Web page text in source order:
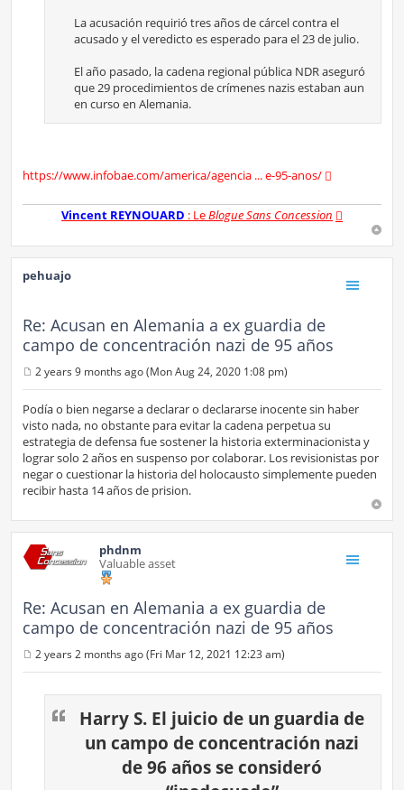
La acusación requirió tres años de cárcel contra el
acusado y el veredicto es esperado para el 23 de julio.
El año pasado, la cadena regional pública NDR aseguró
que 29 procedimientos de crímenes nazis estaban aun
en curso en Alemania.
https://www.infobae.com/america/agencia ... e-95-anos/
Vincent REYNOUARD : LeBlogue Sans Concession
pehuajo
Re: Acusan en Alemania a ex guardia de
campo de concentración nazi de 95 años
o
s
2 years 9 months ago (Mon Aug 24, 2020 1:08 pm)
Podía o bien negarse a declarar o declararse inocente sin haber
visto nada, no obstante para evitar la cadena perpetua su
estrategia de defensa fue sostener la historia exterminacionista y
lograr solo 2 años en suspenso por colaborar. Los revisionistas por
negar o cuestionar la historia del holocausto simplemente pueden
recibir hasta 14 años de prision.
phdnm
Valuable asset
Re: Acusan en Alemania a ex guardia de
campo de concentración nazi de 95 años
o
2 years 2 months ago (Fri Mar 12, 2021 12:23 am)
Harry S. El juicio de un guardia de
un campo de concentración nazi
de 96 años se consideró